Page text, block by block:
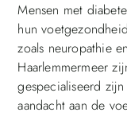
Mensen met
hun
zoals neuropathie
Haarlemmermeer
gespecialiseerd
aandacht aan de